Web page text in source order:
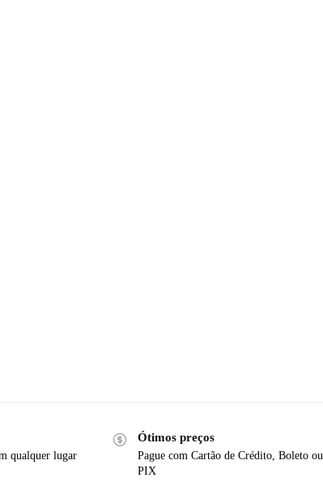
qualquer lugar
Ótimos preços
Pague com Cartão de Crédito, Boleto ou
PIX